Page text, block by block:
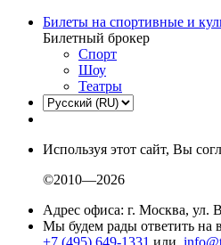
Билеты на спортивные и
Билетный брокер
Спорт
Шоу
Театры
Используя этот сайт, Вы
©2010—2026
Адрес офиса: г. Москва, ул.
Мы будем рады ответить на
+7 (495) 649-1331 или